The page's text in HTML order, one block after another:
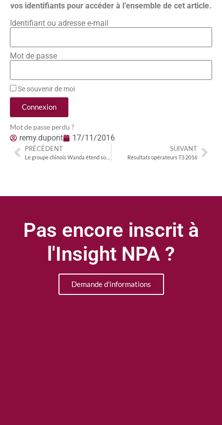
vos identifiants pour accéder à l’ensemble de cet article.
Identifiant ou adresse e-mail
Mot de passe
Se souvenir de moi
Connexion
Mot de passe perdu ?
remy.dupont 17/11/2016
PRÉCÉDENT SUIVANT
Résultats opérateurs T3 2016
Pas encore inscrit à
l'Insight NPA ?
Demande d'informations